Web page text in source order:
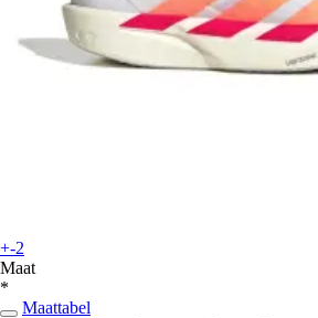
+-2
Maat
*
Maattabel